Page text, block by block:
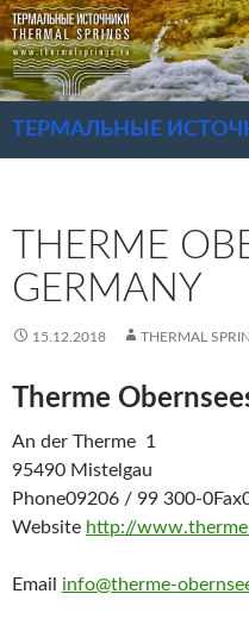
Перейти
к
содержимому
ТЕРМАЛЬНЫЕ
THERME
GERMANY
15.12.2018 THERMAL
Therme
An der Therme 1
95490 Mistelgau
Phone09206 / 99 300-0Fax
Website http://
Email info@therme-